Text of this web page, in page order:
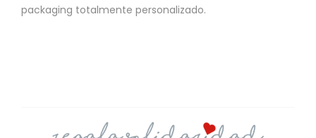
packaging totalmente personalizado.